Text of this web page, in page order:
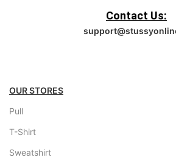
Contact Us:
OUR STORES
Pull
T-Shirt
Sweatshirt